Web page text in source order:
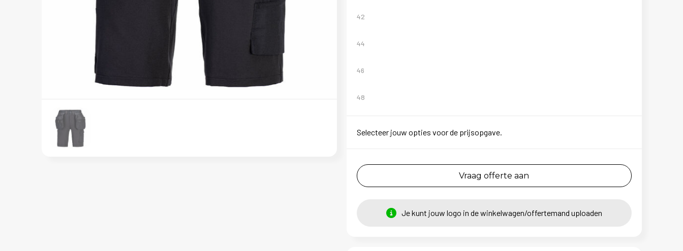
42
44
46
48
Selecteer jouw opties voor de prijsopgave.
Vraag offerte aan
Je kunt jouw logo in de winkelwagen/offertemand uploaden